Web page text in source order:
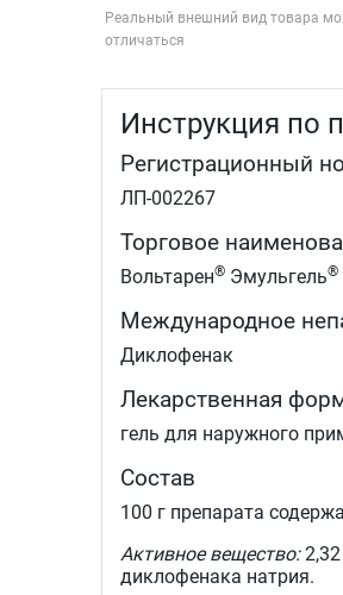
Реальный внешний вид товара
отличаться
Инструкция по
Регистрационный
ЛП-002267
Торговое
Вольтарен® Эмульгель®
Международное
Диклофенак
Лекарственная
гель для наружного
Состав
100 г препарата
Активное вещество:2,32
диклофенака натрия.